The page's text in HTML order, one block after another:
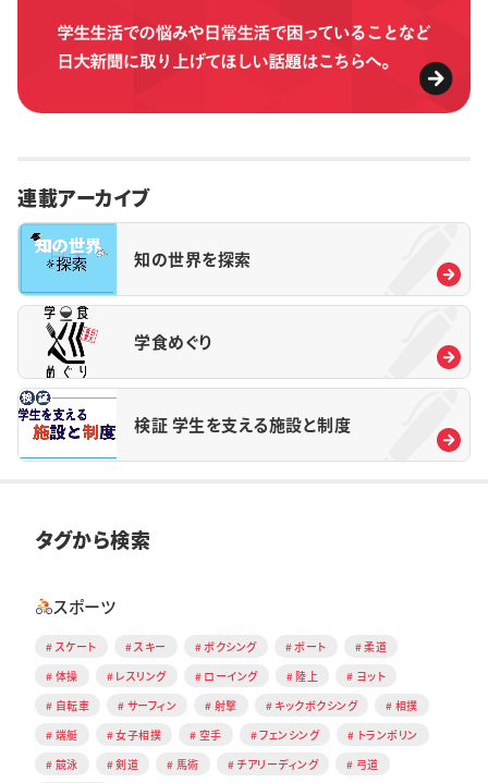
連載アーカイブ
知の世界を探索
学食めぐり
検証 学生を支える施設と制度
タグから検索
スポーツ
スケート スキー ボクシング ボート
柔道
体操
レスリング ローイング 陸上
ヨット
自転車
サーフィン 射撃 キックボクシング
相撲
端艇
女子相撲 空手 フェンシング
トランポリン
競泳
剣道 馬術 チアリーディング
弓道